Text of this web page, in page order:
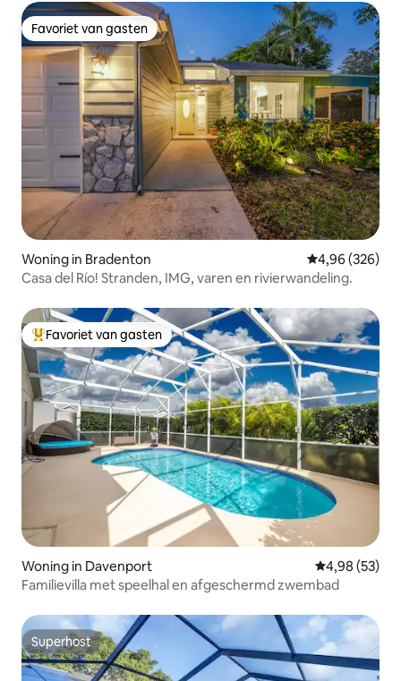
Favoriet van gasten
Favoriet van gasten
Woning in Bradenton Gemiddelde
4,96 (326)
Casa del Río! Stranden, IMG, varen en rivierwandeling.
Topfavoriet van gasten
Favoriet van gasten
Woning in Davenport Gemiddelde
4,98 (53)
Familievilla met speelhal en afgeschermd zwembad
Superhost
Superhost